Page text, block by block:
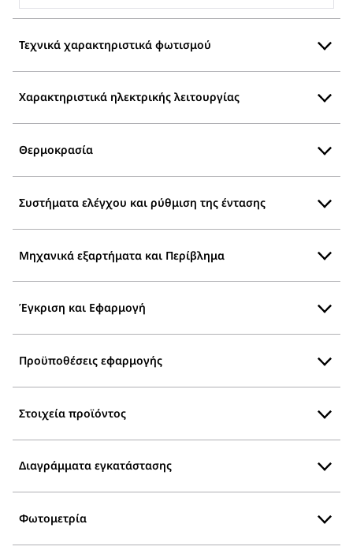
Τεχνικά χαρακτηριστικά φωτισμού
Χαρακτηριστικά ηλεκτρικής λειτουργίας
Θερμοκρασία
Συστήματα ελέγχου και ρύθμιση της έντασης
Μηχανικά εξαρτήματα και Περίβλημα
Έγκριση και Εφαρμογή
Προϋποθέσεις εφαρμογής
Στοιχεία προϊόντος
Διαγράμματα εγκατάστασης
Φωτομετρία